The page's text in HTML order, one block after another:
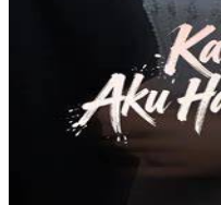
Tutti Bambini
Twistshake
TY Toys
U